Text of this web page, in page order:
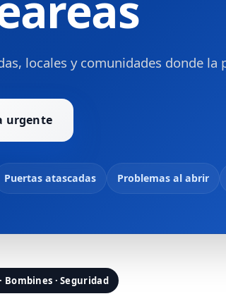
locales y comunidades donde
urgente
Puertas atascadas Problemas al abrir
· Seguridad